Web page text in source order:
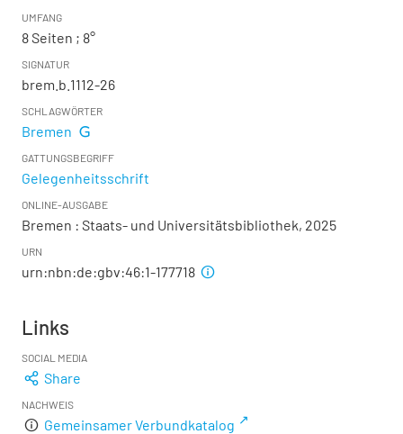
UMFANG
8 Seiten ; 8°
SIGNATUR
brem.b.1112-26
SCHLAGWÖRTER
Bremen
GATTUNGSBEGRIFF
Gelegenheitsschrift
ONLINE-AUSGABE
Bremen : Staats- und Universitätsbibliothek, 2025
URN
urn:nbn:de:gbv:46:1-177718
Links
SOCIAL MEDIA
Share
NACHWEIS
Gemeinsamer Verbundkatalog